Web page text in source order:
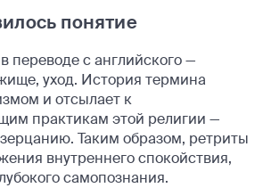
понятие
в переводе с английского —
уход. История термина
и отсылает к
практикам этой религии —
Таким образом, ретриты
внутреннего спокойствия,
самопознания.